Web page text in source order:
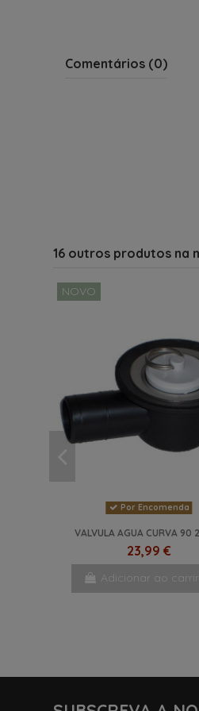
Comentários (0)
16 outros produtos na
NOVO
Por Encomenda
VALVULA AGUA CURVA 90
23,99 €
Adicionar ao